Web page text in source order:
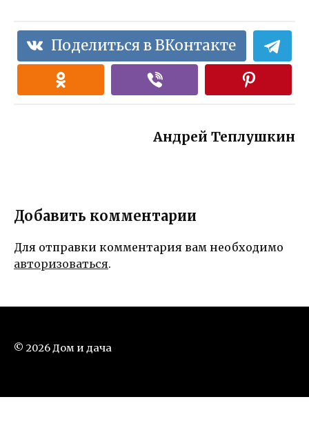
Поделиться в ВКонтакте
Андрей Теплушкин
Добавить комментарии
Для отправки комментария вам необходимо
авторизоваться.
© 2026 Дом и дача